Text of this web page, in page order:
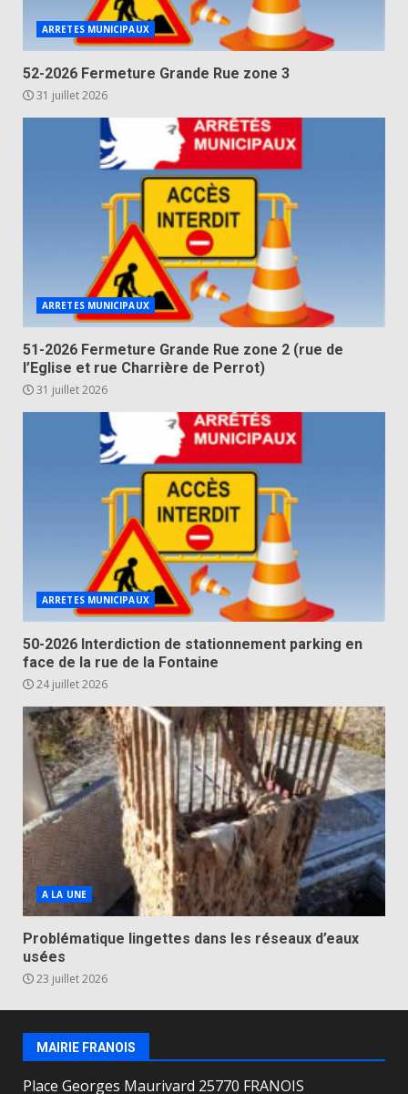
ARRETES MUNICIPAUX
52-2026 Fermeture Grande Rue zone 3
31 juillet 2026
ARRETES MUNICIPAUX
51-2026 Fermeture Grande Rue zone 2 (rue de
l’Eglise et rue Charrière de Perrot)
31 juillet 2026
ARRETES MUNICIPAUX
50-2026 Interdiction de stationnement parking en
face de la rue de la Fontaine
24 juillet 2026
A LA UNE
Problématique lingettes dans les réseaux d’eaux
usées
23 juillet 2026
MAIRIE FRANOIS
Place Georges Maurivard 25770 FRANOIS